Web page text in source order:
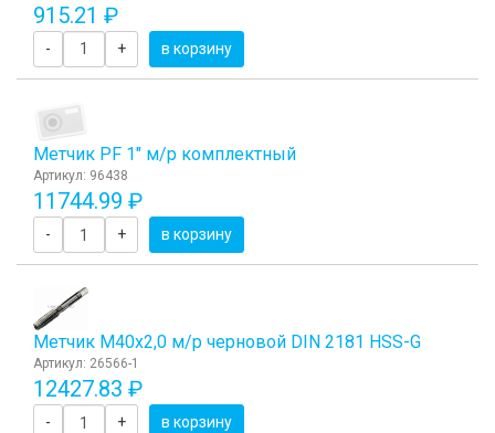
915.21 ₽
- + в корзину
Метчик PF 1" м/р комплектный
Артикул: 96438
11744.99 ₽
- + в корзину
Метчик М40x2,0 м/р черновой DIN 2181 HSS-G
Артикул: 26566-1
12427.83 ₽
- + в корзину